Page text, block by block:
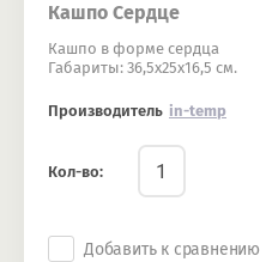
Кашпо Сердце
Кашпо в форме сердца
​​​​​​​Габариты: 36,5х25х16,5 см.
Производитель in-temp
Кол-во:
Добавить к сравнению